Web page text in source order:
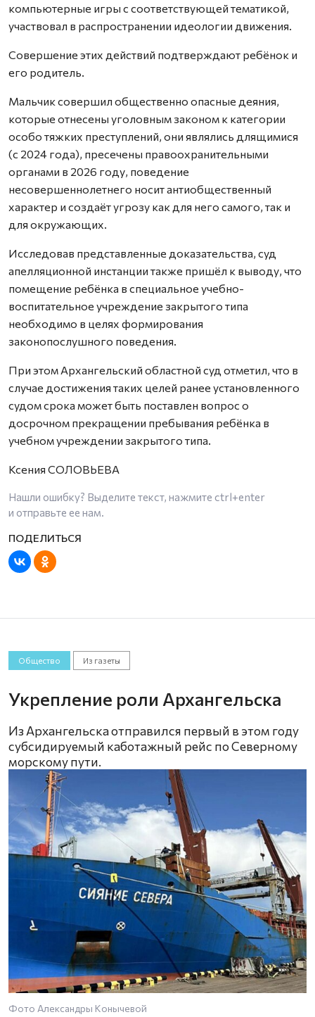
компьютерные игры с соответствующей тематикой,
участвовал в распространении идеологии движения.
Совершение этих действий подтверждают ребёнок и
его родитель.
Мальчик совершил общественно опасные деяния,
которые отнесены уголовным законом к категории
особо тяжких преступлений, они являлись длящимися
(с 2024 года), пресечены правоохранительными
органами в 2026 году, поведение
несовершеннолетнего носит антиобщественный
характер и создаёт угрозу как для него самого, так и
для окружающих.
Исследовав представленные доказательства, суд
апелляционной инстанции также пришёл к выводу, что
помещение ребёнка в специальное учебно-
воспитательное учреждение закрытого типа
необходимо в целях формирования
законопослушного поведения.
При этом Архангельский областной суд отметил, что в
случае достижения таких целей ранее установленного
судом срока может быть поставлен вопрос о
досрочном прекращении пребывания ребёнка в
учебном учреждении закрытого типа.
Ксения СОЛОВЬЕВА
Нашли ошибку? Выделите текст, нажмите ctrl+enter
и отправьте ее нам.
Общество Из газеты
Укрепление роли Архангельска
Из Архангельска отправился первый в этом году
субсидируемый каботажный рейс по Северному
морскому пути.
Фото Александры Конычевой